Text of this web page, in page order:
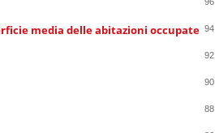
media delle abitazioni occupate
88
90
92
94